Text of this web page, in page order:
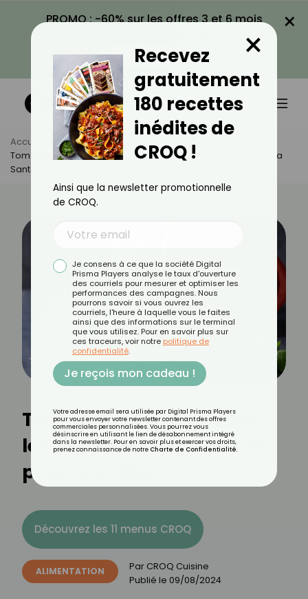
PROMO : -60% sur les offres 3 et 6 mois
VOIR LA PROMO
×
Accueil Actus
Alimentation
Tomates Crues Ou Cuites : Lesquelles Sont Meilleures Pour La
Santé ?
Tomates crues ou cuites :
lesquelles sont meilleures
pour la santé ?
Découvrez les 11 menus CROQ
ALIMENTATION Par CROQ Cuisine
Publié le 09/08/2024
Recevez
gratuitement
180 recettes
inédites de
CROQ !
×
Ainsi que la newsletter promotionnelle
de CROQ.
Je consens à ce que la société Digital
Prisma Players analyse le taux d'ouverture
des courriels pour mesurer et optimiser les
performances des campagnes. Nous
pourrons savoir si vous ouvrez les
courriels, l'heure à laquelle vous le faites
ainsi que des informations sur le terminal
que vous utilisez. Pour en savoir plus sur
ces traceurs, voir notre politique de
confidentialité.
Je reçois mon cadeau !
Votre adresse email sera utilisée par Digital Prisma Players
pour vous envoyer votre newsletter contenant des offres
commerciales personnalisées. Vous pourrez vous
désinscrire en utilisant le lien de désabonnement intégré
dans la newsletter. Pour en savoir plus et exercer vos droits,
prenez connaissance de notre Charte de Confidentialité.